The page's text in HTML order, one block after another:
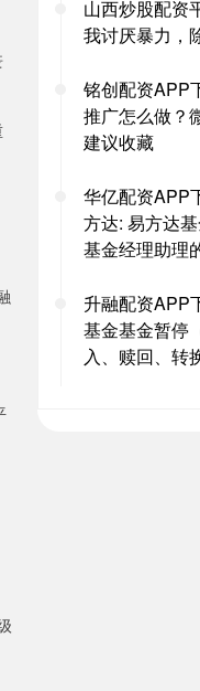
山西炒股配资
我讨厌暴力，
铭创配资APP
推广怎么做？
建议收藏
华亿配资APP
方达: 易方达
基金经理助理
升融配资APP
基金基金暂停
入、赎回、转